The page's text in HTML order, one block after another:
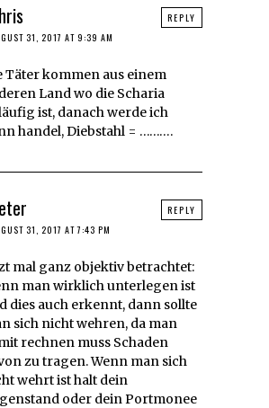
31, 2017 AT 9:39 AM
Täter kommen aus einem
Land wo die Scharia
ist, danach werde ich
handel, Diebstahl = ……….
REPLY
31, 2017 AT 7:43 PM
mal ganz objektiv betrachtet:
man wirklich unterlegen ist
dies auch erkennt, dann sollte
sich nicht wehren, da man
rechnen muss Schaden
zu tragen. Wenn man sich
wehrt ist halt dein
oder dein Portmonee
REPLY